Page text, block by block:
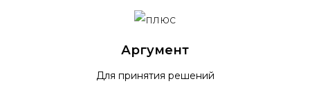
Аргумент
Для принятия решений